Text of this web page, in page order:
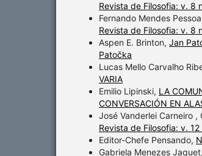
Revista de Filosofia: v. 8
Fernando Mendes
Revista de Filosofia: v. 8
Aspen E. Brinton, Jan
Patočka
Lucas Mello Carvalho
VARIA
Emilio Lipinski, LA
CONVERSACIÓN EN
José Vanderlei Carneiro
Revista de Filosofia: v. 12
Editor-Chefe Pensando,
Gabriela Menezes Jaquet,